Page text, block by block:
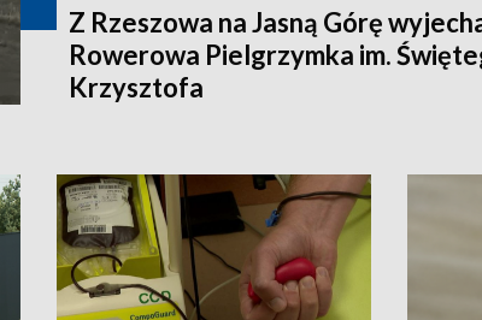
Z Rzeszowa na Jasną Górę
Rowerowa Pielgrzymka im.
Krzysztofa